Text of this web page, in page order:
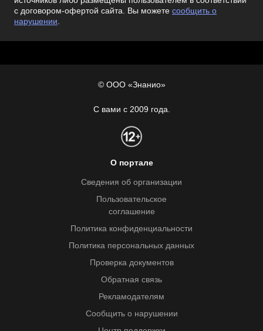
с договором-офертой сайта. Вы можете сообщить о
нарушении.
© ООО «Знанио»
С вами с 2009 года.
О портале
Сведения об организации
Пользовательское
соглашение
Политика конфиденциальности
Политика персональных данных
Проверка документов
Обратная связь
Рекламодателям
Сообщить о нарушении